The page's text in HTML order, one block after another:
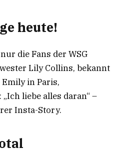
heute!
die Fans der WSG
Lily Collins, bekannt
in Paris,
liebe alles daran“ –
Insta-Story.